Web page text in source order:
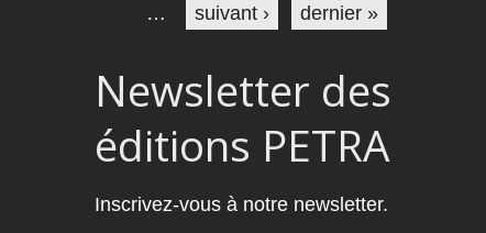
… suivant › dernier »
Newsletter des
éditions PETRA
Inscrivez-vous à notre newsletter.